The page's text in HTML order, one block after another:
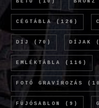
BETŰ (10) BRONZ
CÉGTÁBLA (126)
DÍJ (70) DÍJAK
EMLÉKTÁBLA (116)
FOTÓ GRAVÍROZÁS
FÚJÓSABLON (9)